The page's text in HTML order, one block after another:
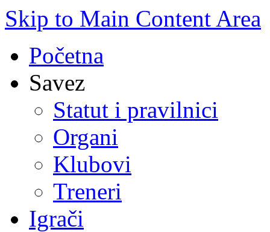
Skip to Main Content Area
Početna
Savez
Statut i pravilnici
Organi
Klubovi
Treneri
Igrači